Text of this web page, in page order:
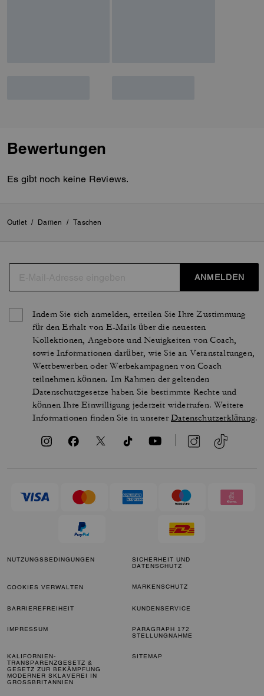
Bewertungen
Es gibt noch keine Reviews.
Outlet / Damen / Taschen
ANMELDEN
Indem Sie sich anmelden, erteilen Sie Ihre Zustimmung
für den Erhalt von E-Mails über die neuesten
Kollektionen, Angebote und Neuigkeiten von Coach,
sowie Informationen darüber, wie Sie an Veranstaltungen,
Wettbewerben oder Werbekampagnen von Coach
teilnehmen können. Im Rahmen der geltenden
Datenschutzgesetze haben Sie bestimmte Rechte und
können Ihre Einwilligung jederzeit widerrufen. Weitere
Informationen finden Sie in unsererDatenschutzerklärung.
NUTZUNGSBEDINGUNGEN
SICHERHEIT UND
DATENSCHUTZ
COOKIES VERWALTEN MARKENSCHUTZ
BARRIEREFREIHEIT KUNDENSERVICE
IMPRESSUM
PARAGRAPH 172
STELLUNGNAHME
KALIFORNIEN-
TRANSPARENZGESETZ &
GESETZ ZUR BEKÄMPFUNG
MODERNER SKLAVEREI IN
GROSSBRITANNIEN
SITEMAP